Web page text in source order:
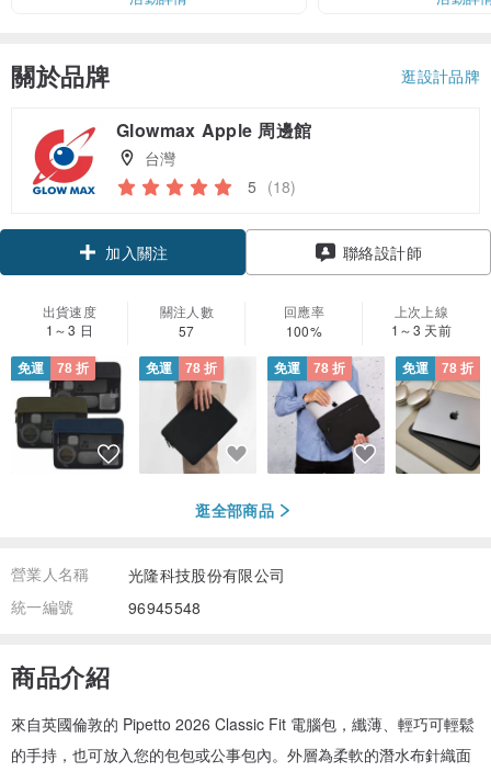
關於品牌 逛設計品牌
Glowmax Apple 周邊館
台灣
5 (18)
加入關注 聯絡設計師
出貨速度
1～3 日
關注人數
57
回應率
100%
上次上線
1～3 天前
免運 78 折 免運 78 折 免運 78 折 免運 78 折
逛全部商品
營業人名稱
光隆科技股份有限公司
統一編號
96945548
商品介紹
來自英國倫敦的 Pipetto 2026 Classic Fit 電腦包，纖薄、輕巧可輕鬆
的手持，也可放入您的包包或公事包內。外層為柔軟的潛水布針織面